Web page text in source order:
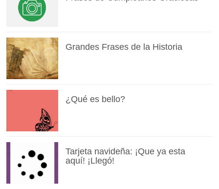
Grandes Frases de la Historia
¿Qué es bello?
Tarjeta navideña: ¡Que ya esta
aquí! ¡Llegó!